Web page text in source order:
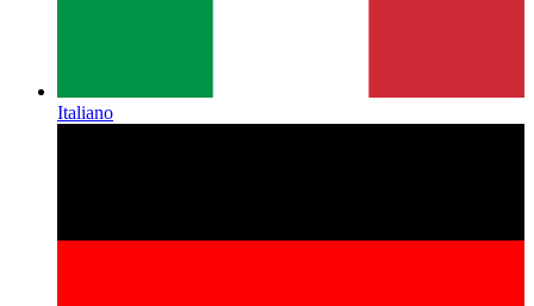
Italiano